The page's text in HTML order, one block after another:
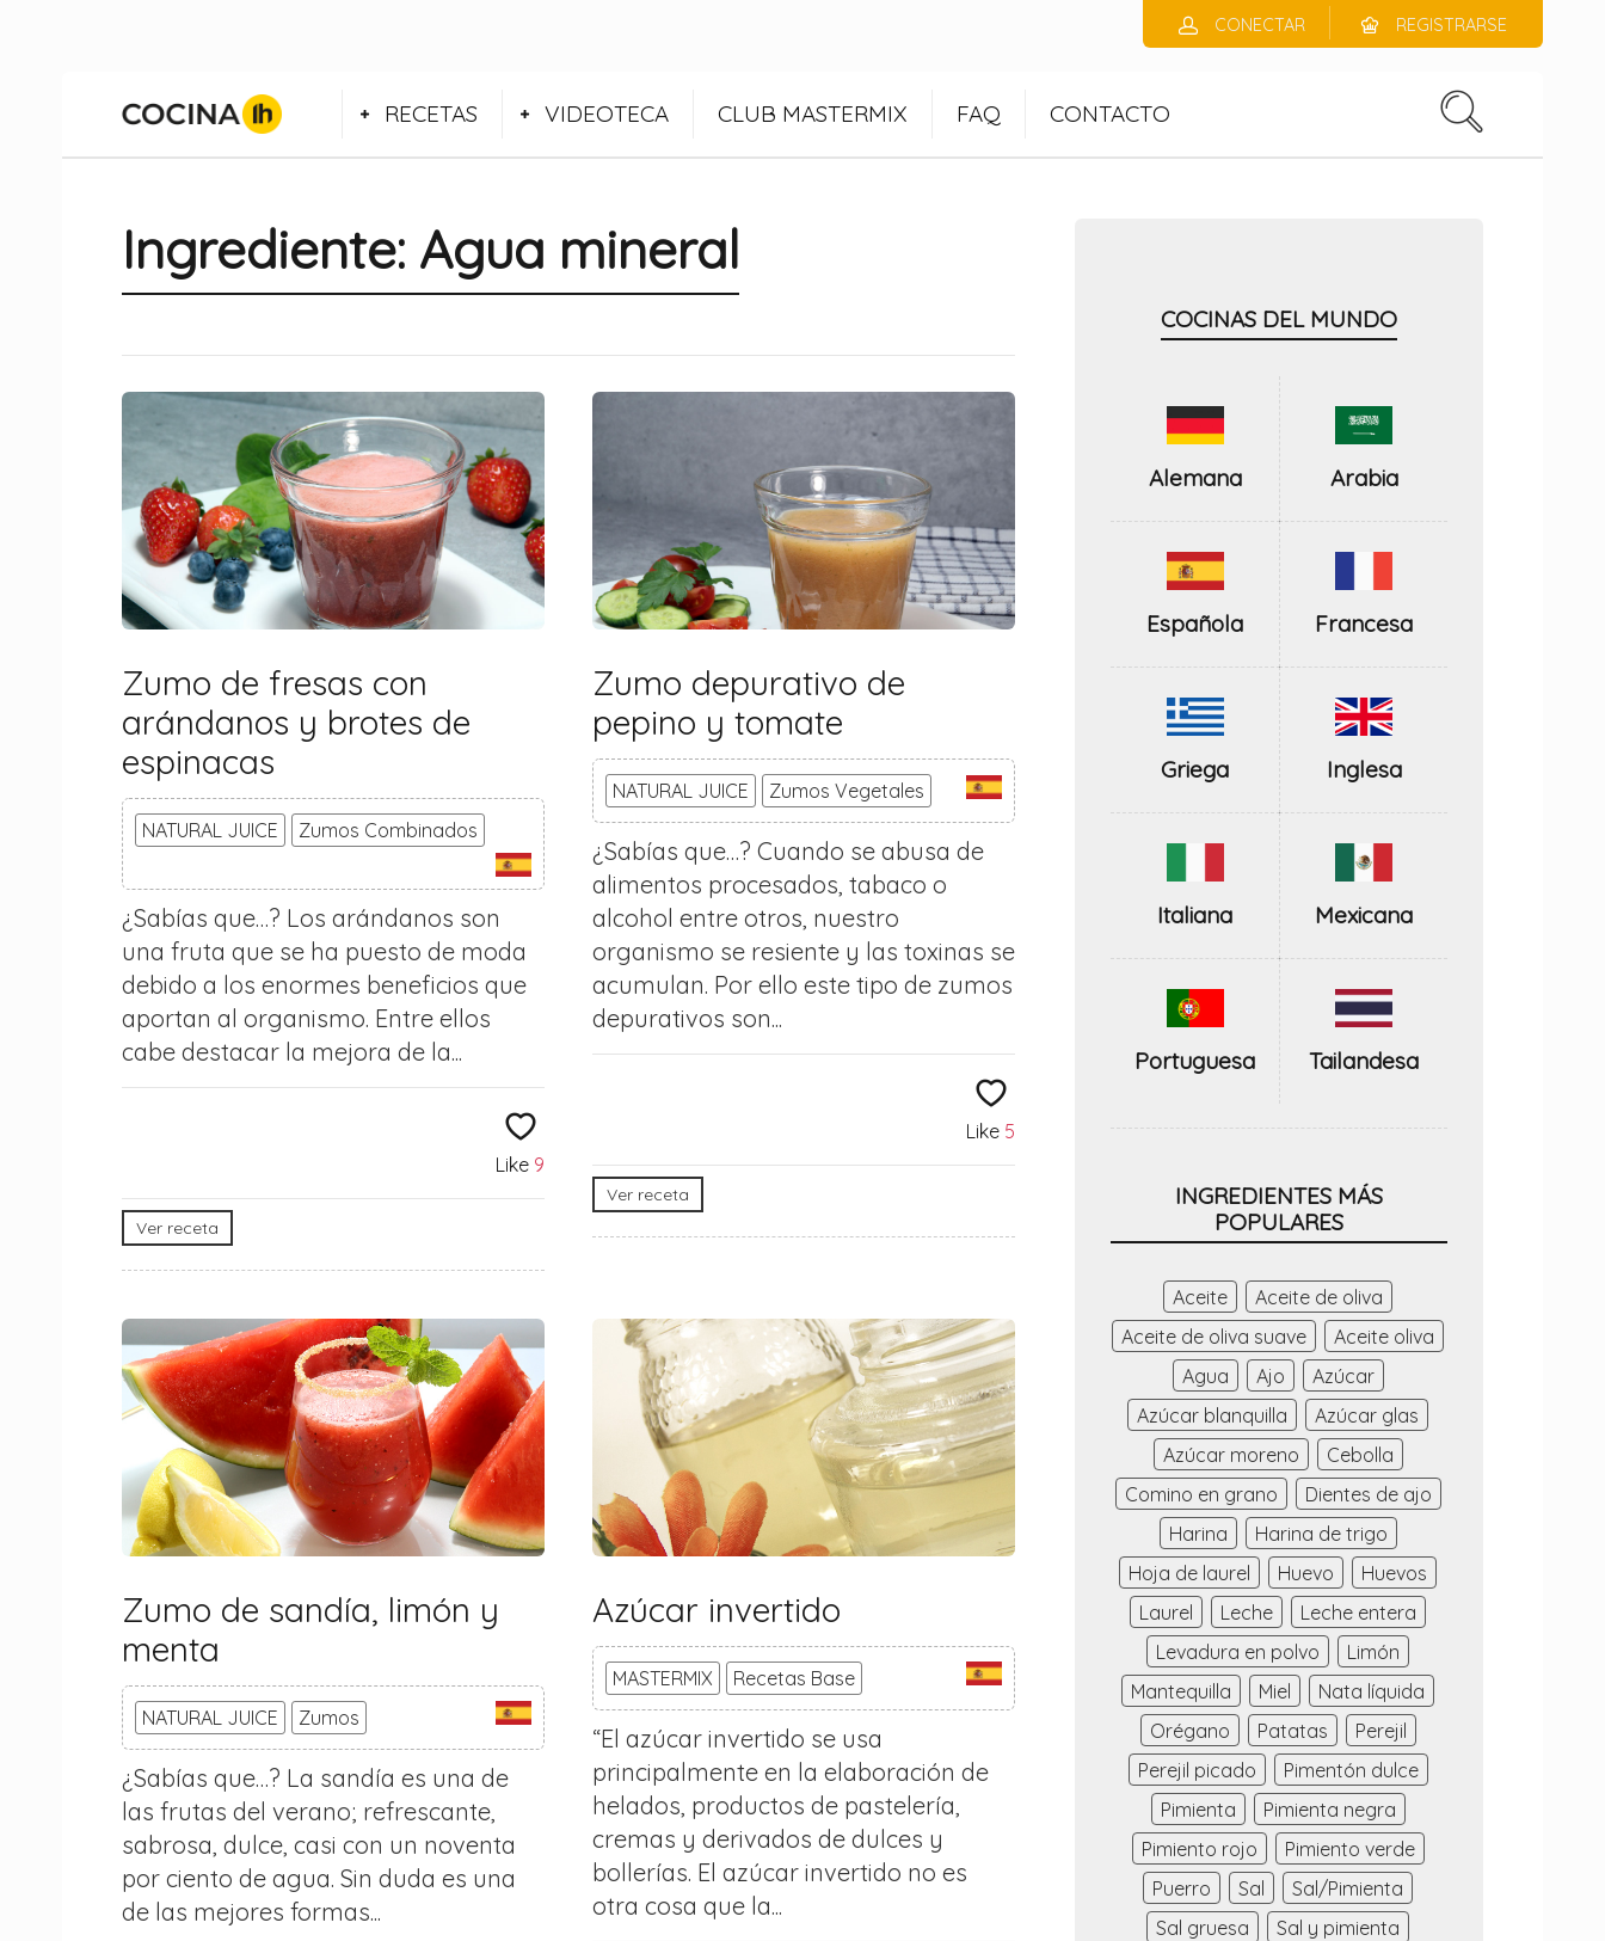
CONECTAR REGISTRARSE
RECETAS VIDEOTECA CLUB MASTERMIX FAQ CONTACTO
Ingrediente: Agua mineral
Zumo de fresas con
arándanos y brotes de
espinacas
NATURAL JUICE Zumos Combinados
¿Sabías que…? Los arándanos son
una fruta que se ha puesto de moda
debido a los enormes beneficios que
aportan al organismo. Entre ellos
cabe destacar la mejora de la...
Like 9
Ver receta
Zumo depurativo de
pepino y tomate
NATURAL JUICE Zumos Vegetales
¿Sabías que…? Cuando se abusa de
alimentos procesados, tabaco o
alcohol entre otros, nuestro
organismo se resiente y las toxinas se
acumulan. Por ello este tipo de zumos
depurativos son...
Like 5
Ver receta
Zumo de sandía, limón y
menta
NATURAL JUICE Zumos
¿Sabías que…? La sandía es una de
las frutas del verano; refrescante,
sabrosa, dulce, casi con un noventa
por ciento de agua. Sin duda es una
de las mejores formas...
Azúcar invertido
MASTERMIX Recetas Base
“El azúcar invertido se usa
principalmente en la elaboración de
helados, productos de pastelería,
cremas y derivados de dulces y
bollerías. El azúcar invertido no es
otra cosa que la...
COCINAS DEL MUNDO
Alemana Arabia
Española Francesa
Griega Inglesa
Italiana Mexicana
Portuguesa Tailandesa
INGREDIENTES MÁS
POPULARES
Aceite
Aceite de oliva
Aceite de oliva suave
Aceite oliva
Agua
Ajo
Azúcar
Azúcar blanquilla
Azúcar glas
Azúcar moreno
Cebolla
Comino en grano
Dientes de ajo
Harina
Harina de trigo
Hoja de laurel
Huevo
Huevos
Laurel
Leche
Leche entera
Levadura en polvo
Limón
Mantequilla
Miel
Nata líquida
Orégano
Patatas
Perejil
Perejil picado
Pimentón dulce
Pimienta
Pimienta negra
Pimiento rojo
Pimiento verde
Puerro
Sal
Sal/Pimienta
Sal gruesa
Sal y pimienta